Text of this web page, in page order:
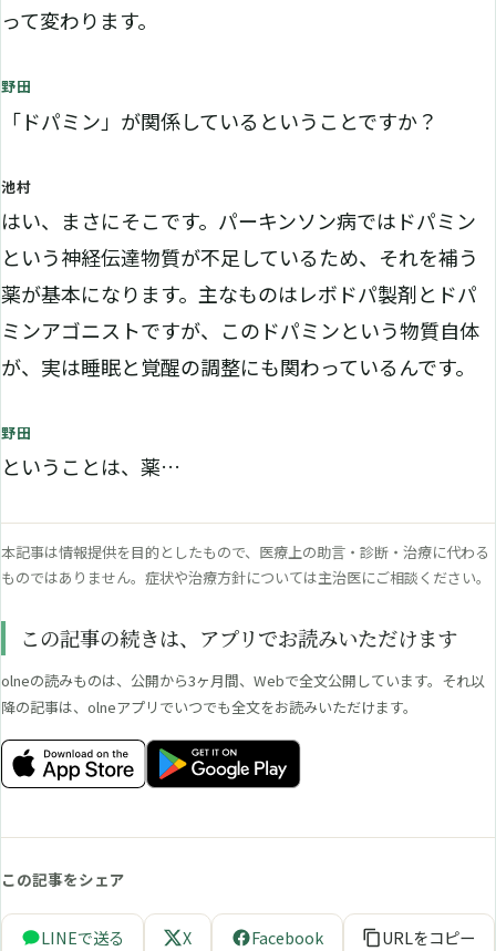
って変わります。
野田
「ドパミン」が関係しているということですか？
池村
はい、まさにそこです。パーキンソン病ではドパミン
という神経伝達物質が不足しているため、それを補う
薬が基本になります。主なものはレボドパ製剤とドパ
ミンアゴニストですが、このドパミンという物質自体
が、実は睡眠と覚醒の調整にも関わっているんです。
野田
ということは、薬…
本記事は情報提供を目的としたもので、医療上の助言・診断・治療に代わる
ものではありません。症状や治療方針については主治医にご相談ください。
この記事の続きは、アプリでお読みいただけます
olneの読みものは、公開から3ヶ月間、Webで全文公開しています。それ以
降の記事は、olneアプリでいつでも全文をお読みいただけます。
この記事をシェア
LINEで送る X Facebook URLをコピー